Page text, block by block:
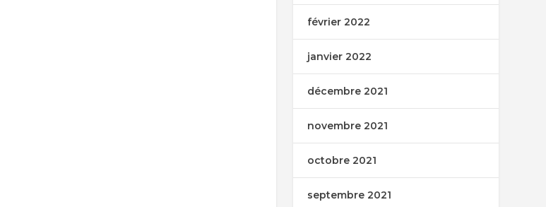
février 2022
janvier 2022
décembre 2021
novembre 2021
octobre 2021
septembre 2021